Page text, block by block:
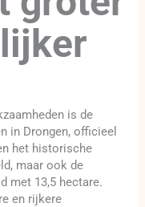
is de
in Drongen, officieel
het historische
maar ook de
met 13,5 hectare.
en rijkere